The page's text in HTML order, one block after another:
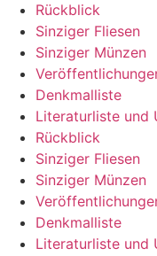
Rückblick
Sinziger Fliesen
Sinziger Münzen
Denkmalliste
Literaturliste und
Rückblick
Sinziger Fliesen
Sinziger Münzen
Denkmalliste
Literaturliste und